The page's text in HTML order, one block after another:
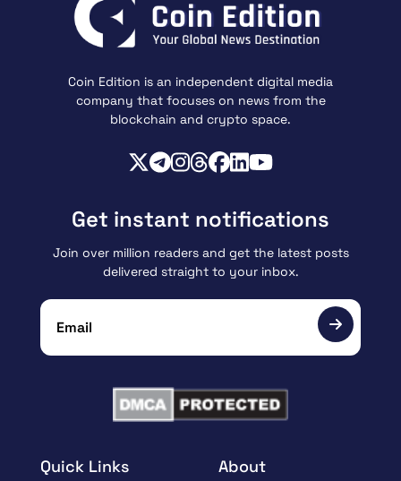
Coin Edition is an independent digital media
company that focuses on news from the
blockchain and crypto space.
Quick Links About
Get instant notifications
Join over million readers and get the latest posts
delivered straight to your inbox.